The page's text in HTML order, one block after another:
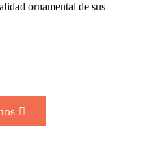
ornamental de sus